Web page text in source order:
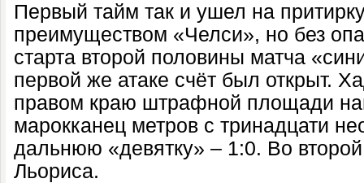
Первый тайм так и ушел на
преимуществом «Челси», но без
старта второй половины матча
первой же атаке счёт был открыт.
правом краю штрафной площади
марокканец метров с тринадцати
дальнюю «девятку» – 1:0. Во
Льориса.